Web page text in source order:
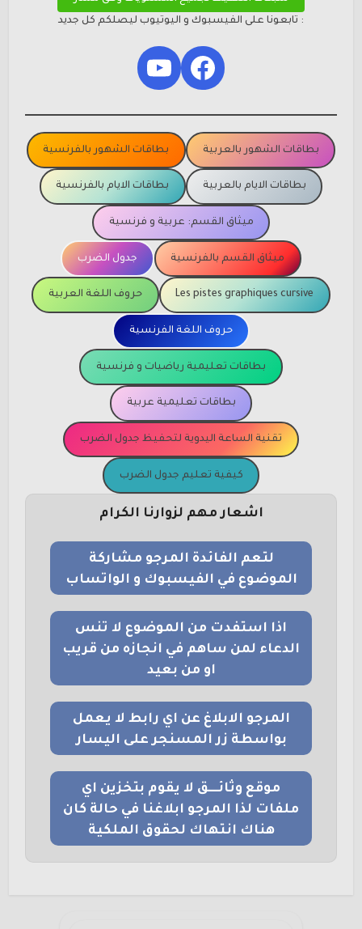
: تابعونا على الفيسبوك و اليوتيوب ليصلكم كل جديد
Facebook
YouTube
بطاقات الشهور بالعربية بطاقات الشهور بالفرنسية
بطاقات الايام بالعربية بطاقات الايام بالفرنسية
ميثاق القسم: عربية و فرنسية
ميثاق القسم بالفرنسية جدول الضرب
Les pistes graphiques cursive حروف اللغة العربية
حروف اللغة الفرنسية
بطاقات تعليمية رياضيات و فرنسية
بطاقات تعليمية عربية
تقنية الساعة اليدوية لتحفيظ جدول الضرب
كيفية تعليم جدول الضرب
اشعار مهم لزوارنا الكرام
لتعم الفائدة المرجو مشاركة
الموضوع في الفيسبوك و الواتساب
اذا استفدت من الموضوع لا تنس
الدعاء لمن ساهم في انجازه من قريب
او من بعيد
المرجو الابلاغ عن اي رابط لا يعمل
بواسطة زر المسنجر على اليسار
موقع وثائــــق لا يقوم بتخزين اي
ملفات لذا المرجو ابلاغنا في حالة كان
هناك انتهاك لحقوق الملكية